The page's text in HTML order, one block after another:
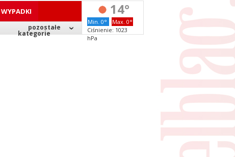
WYPADKI
pozostałe
kategorie
14°
Min. 0°
Max. 0°
Ciśnienie: 1023
hPa